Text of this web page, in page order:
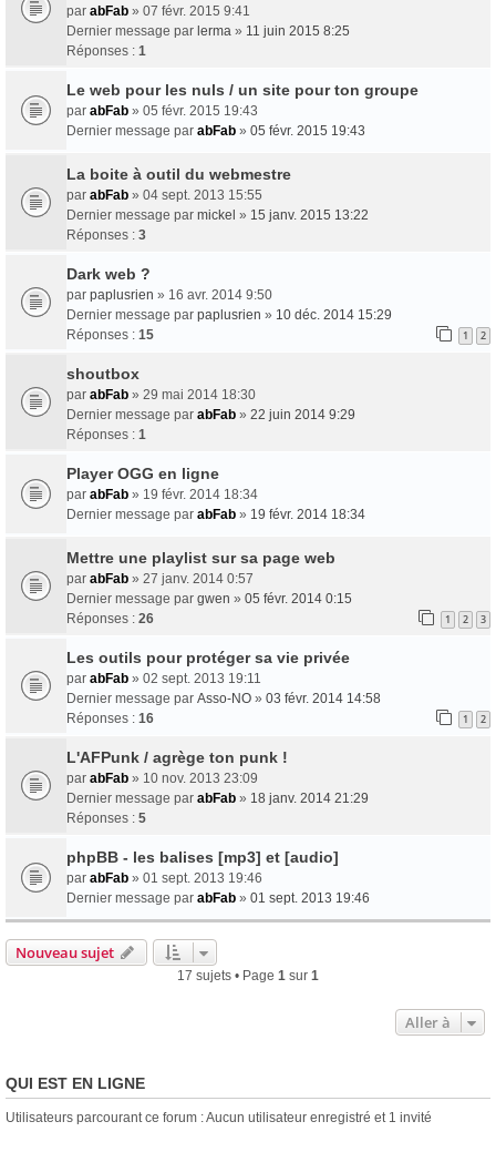
par abFab » 07 févr. 2015 9:41
Dernier message par lerma » 11 juin 2015 8:25
Réponses : 1
Le web pour les nuls / un site pour ton groupe
par abFab » 05 févr. 2015 19:43
Dernier message par abFab » 05 févr. 2015 19:43
La boite à outil du webmestre
par abFab » 04 sept. 2013 15:55
Dernier message par mickel » 15 janv. 2015 13:22
Réponses : 3
Dark web ?
par paplusrien » 16 avr. 2014 9:50
Dernier message par paplusrien » 10 déc. 2014 15:29
Réponses : 15 1 2
shoutbox
par abFab » 29 mai 2014 18:30
Dernier message par abFab » 22 juin 2014 9:29
Réponses : 1
Player OGG en ligne
par abFab » 19 févr. 2014 18:34
Dernier message par abFab » 19 févr. 2014 18:34
Mettre une playlist sur sa page web
par abFab » 27 janv. 2014 0:57
Dernier message par gwen » 05 févr. 2014 0:15
Réponses : 26 1 2 3
Les outils pour protéger sa vie privée
par abFab » 02 sept. 2013 19:11
Dernier message par Asso-NO » 03 févr. 2014 14:58
Réponses : 16 1 2
L'AFPunk / agrège ton punk !
par abFab » 10 nov. 2013 23:09
Dernier message par abFab » 18 janv. 2014 21:29
Réponses : 5
phpBB - les balises [mp3] et [audio]
par abFab » 01 sept. 2013 19:46
Dernier message par abFab » 01 sept. 2013 19:46
Nouveau sujet
17 sujets • Page 1 sur 1
Aller à
QUI EST EN LIGNE
Utilisateurs parcourant ce forum : Aucun utilisateur enregistré et 1 invité